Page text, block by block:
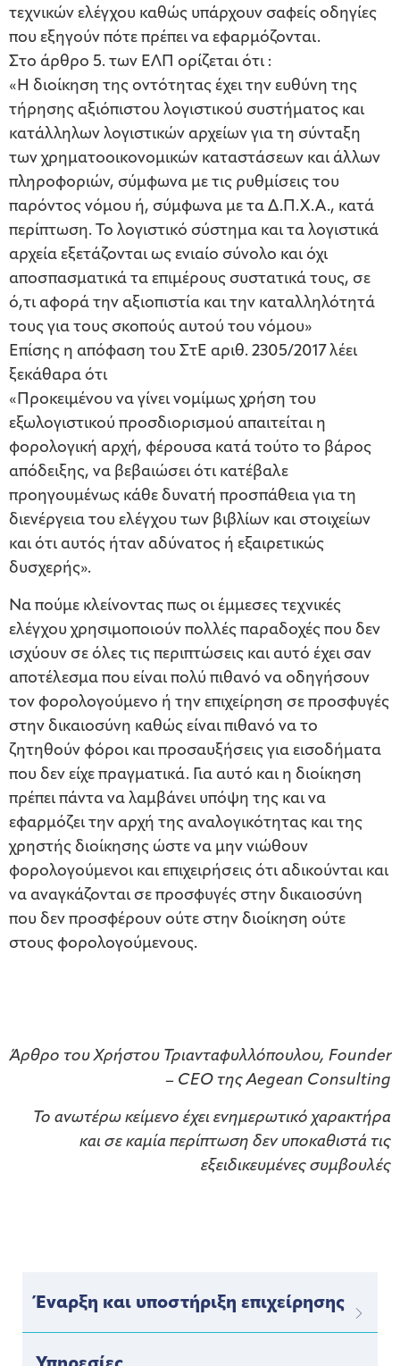
τεχνικών ελέγχου καθώς υπάρχουν σαφείς οδηγίες
που εξηγούν πότε πρέπει να εφαρμόζονται.
Στο άρθρο 5. των ΕΛΠ ορίζεται ότι :
«Η διοίκηση της οντότητας έχει την ευθύνη της
τήρησης αξιόπιστου λογιστικού συστήματος και
κατάλληλων λογιστικών αρχείων για τη σύνταξη
των χρηματοοικονομικών καταστάσεων και άλλων
πληροφοριών, σύμφωνα με τις ρυθμίσεις του
παρόντος νόμου ή, σύμφωνα με τα Δ.Π.Χ.Α., κατά
περίπτωση. Το λογιστικό σύστημα και τα λογιστικά
αρχεία εξετάζονται ως ενιαίο σύνολο και όχι
αποσπασματικά τα επιμέρους συστατικά τους, σε
ό,τι αφορά την αξιοπιστία και την καταλληλότητά
τους για τους σκοπούς αυτού του νόμου»
Επίσης η απόφαση του ΣτΕ αριθ. 2305/2017 λέει
ξεκάθαρα ότι
«Προκειμένου να γίνει νομίμως χρήση του
εξωλογιστικού προσδιορισμού απαιτείται η
φορολογική αρχή, φέρουσα κατά τούτο το βάρος
απόδειξης, να βεβαιώσει ότι κατέβαλε
προηγουμένως κάθε δυνατή προσπάθεια για τη
διενέργεια του ελέγχου των βιβλίων και στοιχείων
και ότι αυτός ήταν αδύνατος ή εξαιρετικώς
δυσχερής».
Να πούμε κλείνοντας πως οι έμμεσες τεχνικές
ελέγχου χρησιμοποιούν πολλές παραδοχές που δεν
ισχύουν σε όλες τις περιπτώσεις και αυτό έχει σαν
αποτέλεσμα που είναι πολύ πιθανό να οδηγήσουν
τον φορολογούμενο ή την επιχείρηση σε προσφυγές
στην δικαιοσύνη καθώς είναι πιθανό να το
ζητηθούν φόροι και προσαυξήσεις για εισοδήματα
που δεν είχε πραγματικά. Για αυτό και η διοίκηση
πρέπει πάντα να λαμβάνει υπόψη της και να
εφαρμόζει την αρχή της αναλογικότητας και της
χρηστής διοίκησης ώστε να μην νιώθουν
φορολογούμενοι και επιχειρήσεις ότι αδικούνται και
να αναγκάζονται σε προσφυγές στην δικαιοσύνη
που δεν προσφέρουν ούτε στην διοίκηση ούτε
στους φορολογούμενους.
Άρθρο του Χρήστου Τριανταφυλλόπουλου, Founder
– CEO της Aegean Consulting
Το ανωτέρω κείμενο έχει ενημερωτικό χαρακτήρα
και σε καμία περίπτωση δεν υποκαθιστά τις
εξειδικευμένες συμβουλές
Έναρξη και υποστήριξη επιχείρησης